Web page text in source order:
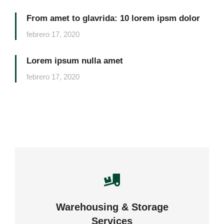
From amet to glavrida: 10 lorem ipsm dolor
febrero 17, 2020
Lorem ipsum nulla amet
febrero 17, 2020
Warehousing & Storage
Services
Careful storage of your goods
VIEW DETAILS